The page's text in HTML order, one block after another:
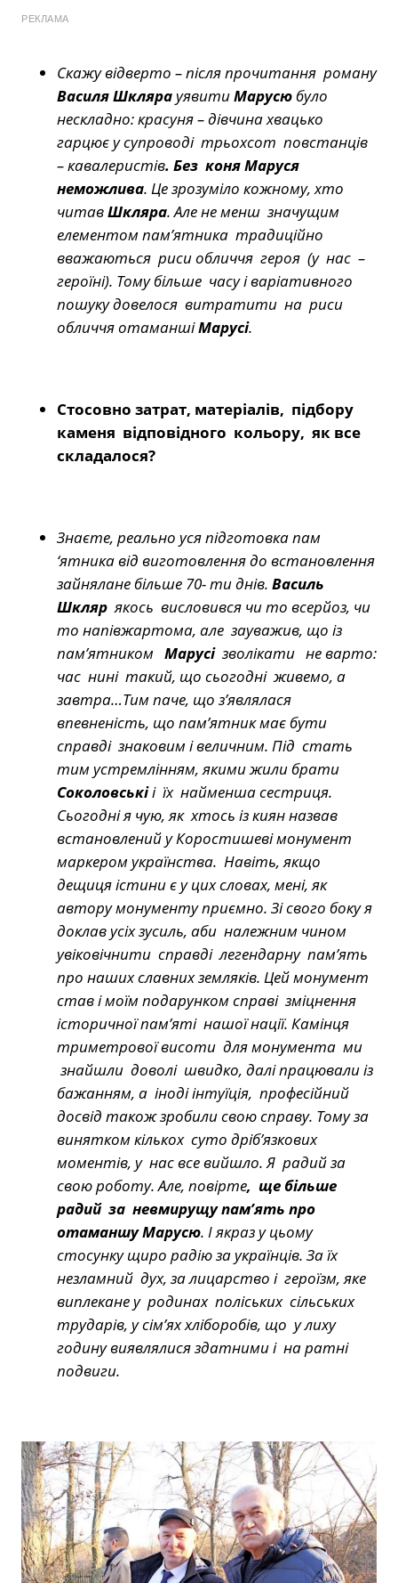
РЕКЛАМА
Скажу відверто – після прочитання роману
Василя ШклярауявитиМарусюбуло
нескладно: красуня – дівчина хвацько
гарцює у супроводі трьохсот повстанців
– кавалеристів. Без коняМаруся
неможлива. Це зрозуміло кожному, хто
читавШкляра. Але не менш значущим
елементом пам’ятника традиційно
вважаються риси обличчя героя (у нас –
героїні). Тому більше часу і варіативного
пошуку довелося витратити на риси
обличчя отаманшіМарусі.
Стосовно затрат, матеріалів, підбору
каменя відповідного кольору, як все
складалося?
Знаєте, реально уся підготовка пам
‘ятника від виготовлення до встановлення
зайнялане більше 70- ти днів. Василь
Шкляр якось висловився чи то всерйоз, чи
то напівжартома, але зауважив, що із
пам’ятником Марусізволікати не варто:
час нині такий, що сьогодні живемо, а
завтра…Тим паче, що з’являлася
впевненість, що пам’ятник має бути
справді знаковим і величним. Під стать
тим устремлінням, якими жили брати
Соколовськіі їх найменша сестриця.
Сьогодні я чую, як хтось із киян назвав
встановлений у Коростишеві монумент
маркером українства. Навіть, якщо
дещиця істини є у цих словах, мені, як
автору монументу приємно. Зі свого боку я
доклав усіх зусиль, аби належним чином
увіковічнити справді легендарну пам’ять
про наших славних земляків. Цей монумент
став і моїм подарунком справі зміцнення
історичної пам’яті нашої нації. Камінця
триметрової висоти для монумента ми
знайшли доволі швидко, далі працювали із
бажанням, а іноді інтуїція, професійний
досвід також зробили свою справу. Тому за
винятком кількох суто дріб’язкових
моментів, у нас все вийшло. Я радий за
свою роботу. Але, повірте, ще більше
радий за невмирущу пам’ять про
отаманшу Марусю. І якраз у цьому
стосунку щиро радію за українців. За їх
незламний дух, за лицарство і героїзм, яке
виплекане у родинах поліських сільських
трударів, у сім’ях хліборобів, що у лиху
годину виявлялися здатними і на ратні
подвиги.